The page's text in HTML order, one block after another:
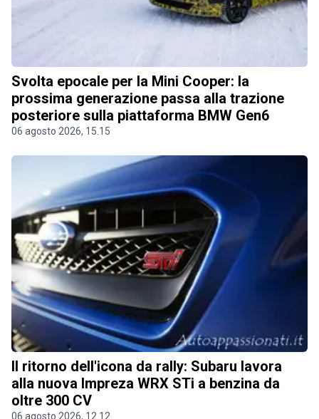
Svolta epocale per la Mini Cooper: la
prossima generazione passa alla trazione
posteriore sulla piattaforma BMW Gen6
06 agosto 2026, 15.15
Il ritorno dell'icona da rally: Subaru lavora
alla nuova Impreza WRX STi a benzina da
oltre 300 CV
06 agosto 2026, 12.12